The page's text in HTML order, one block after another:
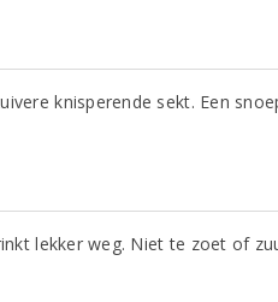
knisperende sekt. Een
lekker weg. Niet te zoet of